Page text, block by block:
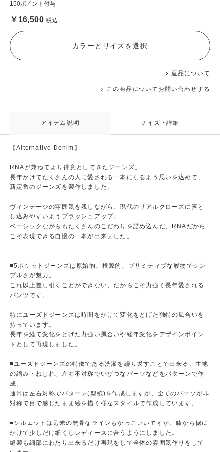
150ポイント付与
￥16,500 税込
返品について
この商品についてお問い合わせする
カラーとサイズを選択
アイテム説明 サイズ・詳細
【Alternative Denim】
RNAが兼ねてより得意としてきたジーンズ。
長年かけてたくさんの人に愛される一本になるよう思いを込めて、
新定番のジーンズを製作しました。
ヴィンテージの雰囲気を残しながら、現代のリアルクローズに落と
し込みやすいようブラッシュアップ。
ベーシックながらもたくさんのこだわりを詰め込んだ、RNAだから
こそ表現できる自慢の一本が出来ました。
■5ポケットジーンズは原始的、根源的、プリミティブな履物でシン
プルさが魅力。
これ以上差し引くことができない、だからこそ力強く長年愛される
パンツです。
特にユーズドジーンズは時間をかけて変化をとげた独特の風合いを
持っています。
長年を経て変化をとげた力強い風合いや経年変化をデザインポイン
トとして再現しました。
■ユーズドジーンズの特徴である洗濯を繰り返すことで出来る、生地
の縮み・ねじれ、左右不対称でいびつなパーツなどをパターンで作
成。
通常は左右対称でパターン(型紙)を作成しますが、全てのパーツが非
対称で目で感じたまま絵を描く様なスタイルで作成しています。
■シルエットは元来の無骨なラインもかっこいいですが、膝から裾に
かけて少しだけ細くしレディースに合うようにしました。
縫製も細部にわたり出来るだけ再現をして全体の雰囲気作りをして